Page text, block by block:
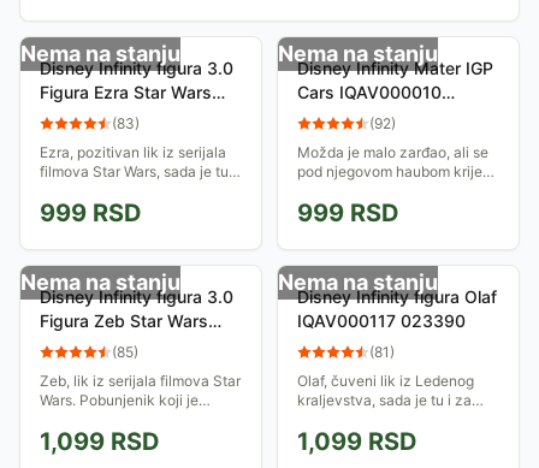
Nema na stanju
Disney Infinity figura 3.0
Figura Ezra Star Wars
IQAV000104 023380
(83)
Ezra, pozitivan lik iz serijala
filmova Star Wars, sada je tu i
platformu. Zabavi se u novim
999 RSD
Nema na stanju
Disney Infinity Mater IGP
Cars IQAV000010
023014 (92)
Možda je malo zarđao, ali se
pod njegovom haubom krije
Disney Infinity figuru na bazu
da...
999 RSD
Nema na stanju
Disney Infinity figura 3.0
Figura Zeb Star Wars
IQAV000105 023381
(85)
Zeb, lik iz serijala filmova Star
Wars. Pobunjenik koji je
protiv Imperije. Sada je tu i za
tvoju Disney Infinity...
1,099 RSD
Nema na stanju
Disney Infinity figura Olaf
IQAV000117 023390
(81)
Olaf, čuveni lik iz Ledenog
kraljevstva, sada je tu i za
platformu. Zabavi se u novim
avanturama!
1,099 RSD